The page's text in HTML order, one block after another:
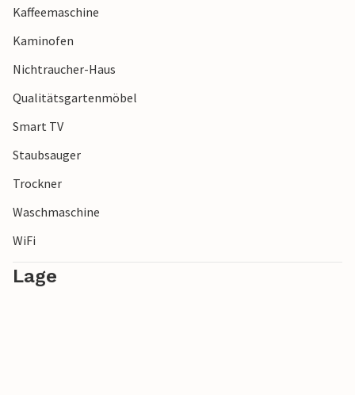
Aufenthaltsort entfernt.
Norden Dänemarks.
Kaffeemaschine
Kaminofen
Nichtraucher-Haus
Qualitätsgartenmöbel
Smart TV
Staubsauger
Trockner
Waschmaschine
WiFi
Lage